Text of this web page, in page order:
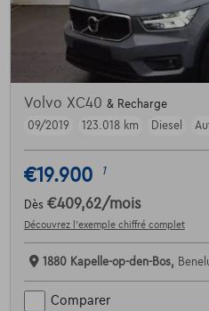
Volvo XC40 & Recharge
09/2019
123.018 km Diesel
€19.900 1
Dès €409,62/mois
Découvrez l’exemple chiffré complet
1880 Kapelle-op-den-Bos,
Comparer